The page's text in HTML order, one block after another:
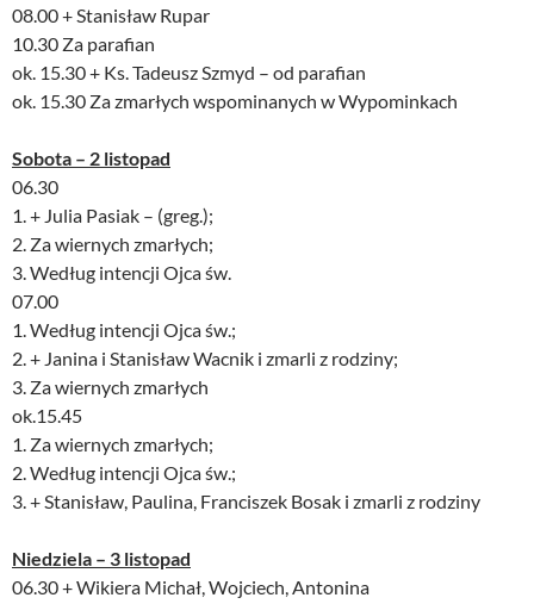
08.00 + Stanisław Rupar
10.30 Za parafian
ok. 15.30 + Ks. Tadeusz Szmyd – od parafian
ok. 15.30 Za zmarłych wspominanych w Wypominkach
Sobota – 2 listopad
06.30
1. + Julia Pasiak – (greg.);
2. Za wiernych zmarłych;
3. Według intencji Ojca św.
07.00
1. Według intencji Ojca św.;
2. + Janina i Stanisław Wacnik i zmarli z rodziny;
3. Za wiernych zmarłych
ok.15.45
1. Za wiernych zmarłych;
2. Według intencji Ojca św.;
3. + Stanisław, Paulina, Franciszek Bosak i zmarli z rodziny
Niedziela – 3 listopad
06.30 + Wikiera Michał, Wojciech, Antonina